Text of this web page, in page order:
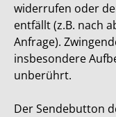
widerrufen oder
entfällt (z.B. nach
Anfrage).
insbesondere
unberührt.
Der Sendebutton